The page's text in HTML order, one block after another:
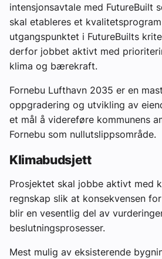
intensjonsavtale med FutureBuilt
skal etableres et
utgangspunktet i FutureBuilts
derfor jobbet aktivt med
klima og bærekraft.
Fornebu Lufthavn 2035 er en
oppgradering og utvikling av
et mål å videreføre kommunens
Fornebu som nullutslippsområde.
Klimabudsjett
Prosjektet skal jobbe aktivt med
regnskap slik at konsekvensen
blir en vesentlig del av
beslutningsprosesser.
Mest mulig av eksisterende